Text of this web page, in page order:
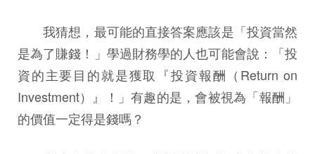
我猜想，最可能的直接答案應該是「投資當然
是為了賺錢！」學過財務學的人也可能會說：「投
資的主要目的就是獲取『投資報酬（Return on
Investment）』！」有趣的是，會被視為「報酬」
的價值一定得是錢嗎？